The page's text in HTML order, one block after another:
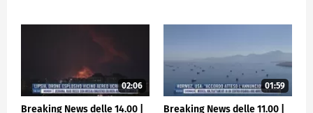
02:06
Breaking News delle 14.00 |
01:59
Breaking News delle 11.00 |